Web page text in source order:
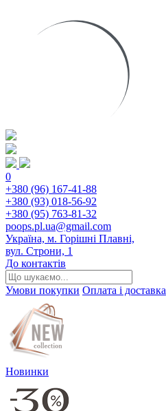
0
+380 (96) 167-41-88
+380 (93) 018-56-92
+380 (95) 763-81-32
poops.pl.ua@gmail.com
Україна, м. Горішні Плавні,
вул. Строни, 1
До контактів
Умови покупки Оплата і доставка
Новинки